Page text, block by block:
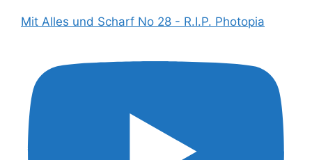
Mit Alles und Scharf No 28 - R.I.P. Photopia